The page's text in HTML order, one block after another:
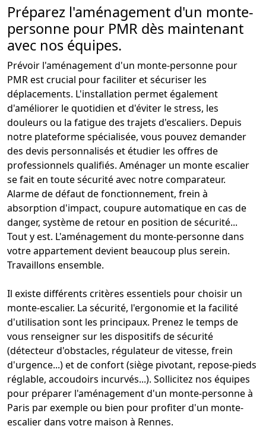
Préparez l'aménagement d'un monte-
personne pour PMR dès maintenant
avec nos équipes.
Prévoir l'aménagement d'un monte-personne pour
PMR est crucial pour faciliter et sécuriser les
déplacements. L'installation permet également
d'améliorer le quotidien et d'éviter le stress, les
douleurs ou la fatigue des trajets d'escaliers. Depuis
notre plateforme spécialisée, vous pouvez demander
des devis personnalisés et étudier les offres de
professionnels qualifiés. Aménager un monte escalier
se fait en toute sécurité avec notre comparateur.
Alarme de défaut de fonctionnement, frein à
absorption d'impact, coupure automatique en cas de
danger, système de retour en position de sécurité...
Tout y est. L'aménagement du monte-personne dans
votre appartementdevient beaucoup plus serein.
Travaillons ensemble.
Il existe différents critères essentiels pour choisir un
monte-escalier. La sécurité, l'ergonomie et la facilité
d'utilisation sont les principaux. Prenez le temps de
vous renseigner sur les dispositifs de sécurité
(détecteur d'obstacles, régulateur de vitesse, frein
d'urgence...) et de confort (siège pivotant, repose-pieds
réglable, accoudoirs incurvés...). Sollicitez nos équipes
pour préparer l'aménagement d'un monte-personne à
Paris par exemple ou bien pour profiter d'un monte-
escalier dans votre maison à Rennes.